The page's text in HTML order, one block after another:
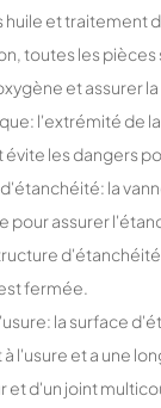
huile et traitement
toutes les
et assurer
l'extrémité de
les dangers
la
pour assurer
fermée.
la surface
l'usure et a une
et d'un joint